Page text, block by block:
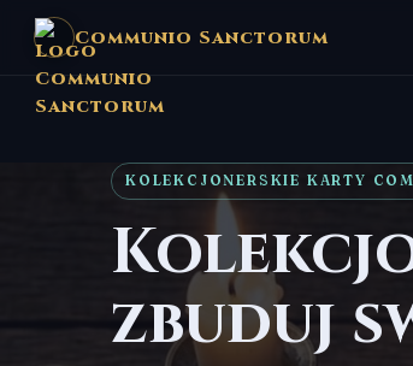
Communio Sanctorum
KOLEKCJONERSKIE KARTY
zbuduj